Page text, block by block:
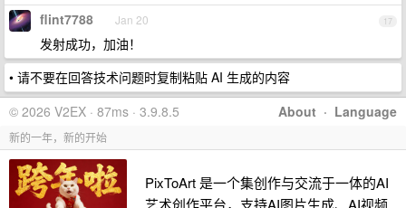
17
flint7788 Jan 20
发射成功，加油！
• 请不要在回答技术问题时复制粘贴 AI 生成的内容
About · Language
© 2026 V2EX · 87ms · 3.9.8.5
新的一年，新的开始
PixToArt 是一个集创作与交流于一体的AI
艺术创作平台，支持AI图片生成、AI视频